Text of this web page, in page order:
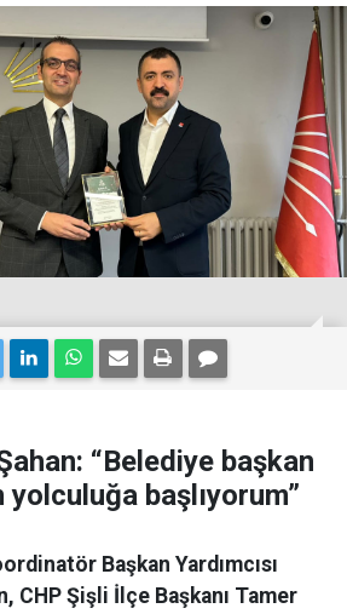
“Belediye başkan
yolculuğa başlıyorum”
Başkan Yardımcısı
CHP Şişli İlçe Başkanı Tamer